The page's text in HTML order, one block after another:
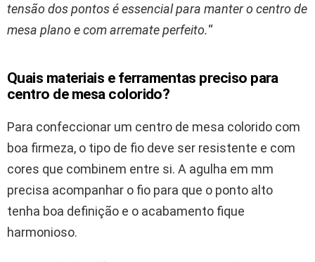
tensão dos pontos é essencial para manter o centro de
mesa plano e com arremate perfeito.“
Quais materiais e ferramentas preciso para
centro de mesa colorido?
Para confeccionar um centro de mesa colorido com
boa firmeza, o tipo de fio deve ser resistente e com
cores que combinem entre si. A agulha em mm
precisa acompanhar o fio para que o ponto alto
tenha boa definição e o acabamento fique
harmonioso.